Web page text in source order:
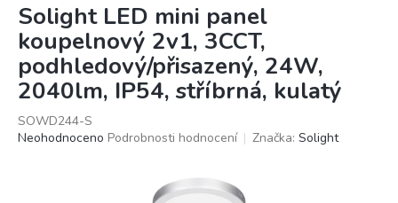
Solight LED mini panel
koupelnový 2v1, 3CCT,
podhledový/přisazený, 24W,
2040lm, IP54, stříbrná, kulatý
SOWD244-S
Průměrné
Neohodnoceno Podrobnosti hodnocení Značka: Solight